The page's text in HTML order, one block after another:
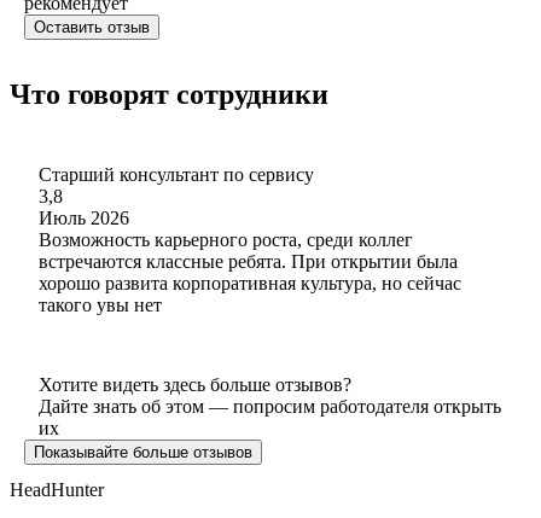
Оставить отзыв
Что говорят сотрудники
Старший консультант по сервису
3,8
Июль 2026
Возможность карьерного роста, среди коллег
встречаются классные ребята. При открытии была
хорошо развита корпоративная культура, но сейчас
такого увы нет
Хотите видеть здесь больше отзывов?
Дайте знать об этом — попросим работодателя открыть
их
Показывайте больше отзывов
HeadHunter